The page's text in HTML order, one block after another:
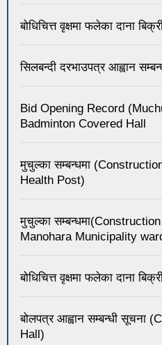
बोधिचित्त वृक्षमा फलेका दाना
सिलबन्दी दरभाउपत्र आह्वान
Bid Opening Record
Badminton Covered Hall
मुचुल्का सम्बन्धमा
Health Post)
मुचुल्का
Manohara Municipality
बोधिचित्त वृक्षमा फलेका दाना
बोलपत्र आह्वान सम्बन्धी
Hall)